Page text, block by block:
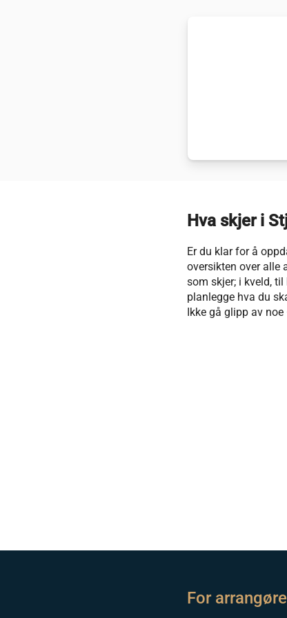
Hva skjer i
Er du klar for å
oversikten over alle
som skjer; i kveld,
planlegge hva du
Ikke gå glipp av
For